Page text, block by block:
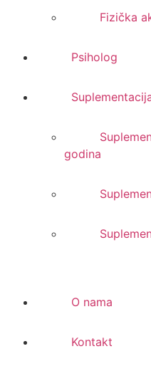
Fizička
Psiholog
godina
O nama
Kontakt